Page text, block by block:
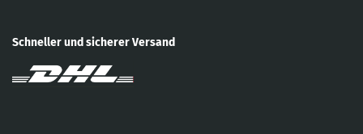
Schneller und sicherer Versand